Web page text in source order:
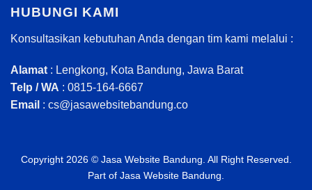
HUBUNGI KAMI
Konsultasikan kebutuhan Anda dengan tim kami melalui :
Alamat : Lengkong, Kota Bandung, Jawa Barat
Telp / WA : 0815-164-6667
Email : cs@jasawebsitebandung.co
Copyright 2026 © Jasa Website Bandung . All Right Reserved.
Part of Jasa Website Bandung